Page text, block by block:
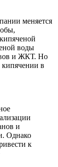
меняется
воды
и ЖКТ. Но
кипячении в
и
Однако
к